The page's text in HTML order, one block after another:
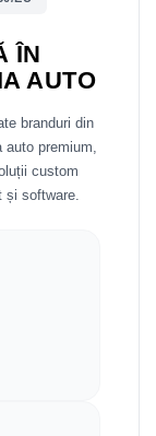
ÎN
AUTO
branduri din
auto premium,
custom
și software.